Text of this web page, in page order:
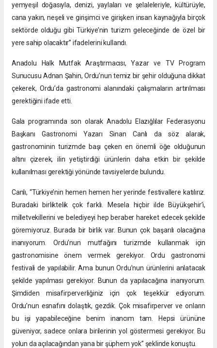
yemyeşil doğasıyla, denizi, yaylaları ve şelaleleriyle, kültürüyle,
cana yakın, neşeli ve girişimci ve girişken insan kaynağıyla birçok
sektörde olduğu gibi Türkiye’nin turizm geleceğinde de özel bir
yere sahip olacaktır” ifadelerini kullandı.
Anadolu Halk Mutfak Araştırmacısı, Yazar ve TV Program
Sunucusu Adnan Şahin, Ordu’nun temiz bir şehir olduğuna dikkat
çekerek, Ordu’da gastronomi alanındaki çalışmaların artırılması
gerektiğini ifade etti.
Gala programında son olarak Anadolu Elazığlılar Federasyonu
Başkanı Gastronomi Yazarı Sinan Canlı da söz alarak,
gastronominin turizmde başı çeken en önemli öğe olduğunun
altını çizerek, ilin yetiştirdiği ürünlerin daha etkin bir şekilde
kullanılması gerektiği yönünde tavsiyelerde bulundu.
Canlı, “Türkiye’nin hemen hemen her yerinde festivallere katılırız.
Buradaki birliktelik çok farklı. Mesela hiçbir ilde Büyükşehir’i,
milletvekillerini ve belediyeyi hep beraber hareket edecek şekilde
göremiyoruz. Burada bir birlik var. Bunun çok başarılı olacağına
inanıyorum. Ordu’nun mutfağını turizmde kullanmak için
gastronomisine önem vermek gerekiyor. Ordu gastronomi
festivali de yapılabilir. Ama bunun Ordu’nun ürünlerini anlatacak
şekilde yapılması gerekiyor. Bunun da yapılacağına inanıyorum.
Şimdiden misafirperverliğiniz için çok teşekkür ediyorum.
Ordu’nun esnafını dolaştık, gezdik. Çok misafirperver ve onların
bu işi yapabileceğine benim inancım tam. Hepsi ürününe
güveniyor, sadece onlara birilerinin yol göstermesi gerekiyor. Bu
yolun da açılacağından yana bir şüphem yok” şeklinde konuştu.